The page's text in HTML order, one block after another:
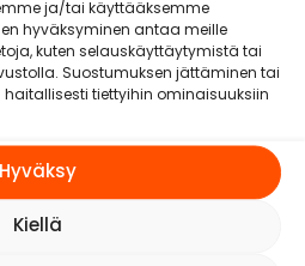
ja/tai käyttääksemme
hyväksyminen antaa meille
kuten selauskäyttäytymistä tai
Suostumuksen jättäminen tai
tiettyihin ominaisuuksiin
Hyväksy
Kiellä